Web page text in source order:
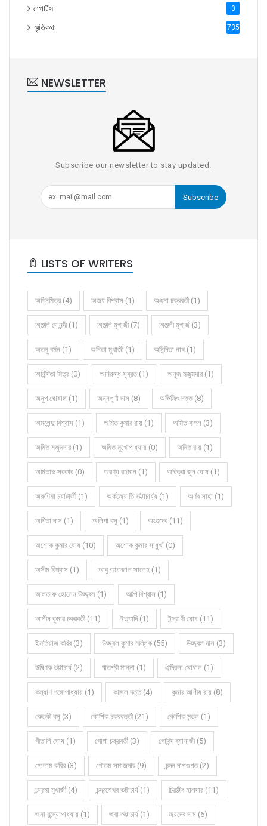
স্পোর্টস 0
স্মৃতিকথা 735
NEWSLETTER
Subscribe our newsletter to stay updated.
Subscribe
LISTS OF WRITERS
অগ্নিমিত্র (4) অজয় বিশ্বাস (1) অঞ্জনা চক্রবর্তী (1)
অঞ্জলি দে নন্দী (1) অঞ্জলি মুখার্জী (7) অঞ্জলী মুখার্জ (3)
অতনু বর্মন (1) অনিতা মুখার্জী (1) অনিন্দিতা নাথ (1)
অনিন্দিতা মিত্র (0) অনিরুদ্ধ সুব্রত (1) অনুজ মজুমদার (1)
অনুপ ঘোষাল (1) অন্নপূর্ণা দাস (8) অভিজিৎ দত্ত (8)
অমলেন্দু বিশ্বাস (1) অমিত কুমার রায় (1) অমিত বাগল (3)
অমিত মজুমদার (1) অমিত মুখোপাধ্যায় (0) অমিত রায় (1)
অমিতাভ সরকার (0) অরণ্য রহমান (1) অরিত্রা জুন ঘোষ (1)
অরুণিমা চ্যাটার্জী (1) অর্কজ্যোতি ভট্টাচার্য্য (1) অর্ণব সাহা (1)
অর্পিতা দাস (1) অলিপা বসু (1) অংশুদেব (11)
অশোক কুমার ঘোষ (10) অশোক কুমার সাধুখাঁ (0)
অসীম বিশ্বাস (1) আবু আফজাল সালেহ (1)
আলতাফ হোসেন উজ্জ্বল (1) আল্পি বিশ্বাস (1)
আশীষ কুমার চক্রবর্তী (11) ইত্যাদি (1) ইন্দ্রাণী ঘোষ (11)
ইমতিয়াজ কবির (3) উজ্জ্বল কুমার মল্লিক (55) উজ্জ্বল দাস (3)
উষ্ণিক ভট্টাচার্য (2) ঋতশ্রী মান্না (1) ঐন্দ্রিলা ঘোষাল (1)
কল্যাণ গঙ্গোপাধ্যায় (1) কাজল দত্ত (4) কুমার আশীষ রায় (8)
কেতকী বসু (3) কৌশিক চক্রবর্ত্তী (21) কৌশিক মন্ডল (1)
গীতালি ঘোষ (1) গোপা চক্রবর্তী (3) গোবিন্দ ব্যানার্জী (5)
গোলাম কবির (3) গৌতম সমাজদার (9) চন্দন দাশগুপ্ত (2)
চন্দ্রমা মুখার্জী (4) চন্দ্রশেখর ভট্টাচার্য (1) চিরঞ্জীব হালদার (11)
জনা বন্দ্যোপাধ্যায় (1) জবা ভট্টাচার্য (1) জয়দেব দাস (6)